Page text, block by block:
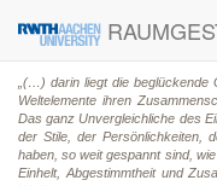
„(…) darin liegt die beglückende
Weltelemente ihren
Das ganz Unvergleichliche des
der Stile, der Persönlichkeiten,
haben, so weit gespannt sind,
Einhelt, Abgestimmtheit und